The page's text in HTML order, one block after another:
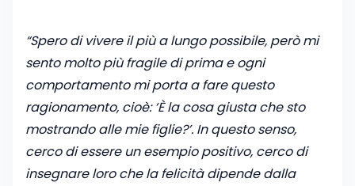
“Spero di vivere il più a lungo possibile, però mi
sento molto più fragile di prima e ogni
comportamento mi porta a fare questo
ragionamento, cioè: ‘È la cosa giusta che sto
mostrando alle mie figlie?’. In questo senso,
cerco di essere un esempio positivo, cerco di
insegnare loro che la felicità dipende dalla